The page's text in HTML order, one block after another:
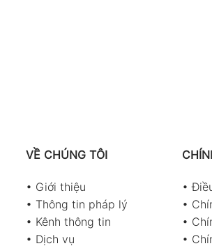
VỀ CHÚNG TÔI
• Giới thiệu
• Thông tin pháp lý
• Kênh thông tin
• Dịch vụ
•
•
•
•